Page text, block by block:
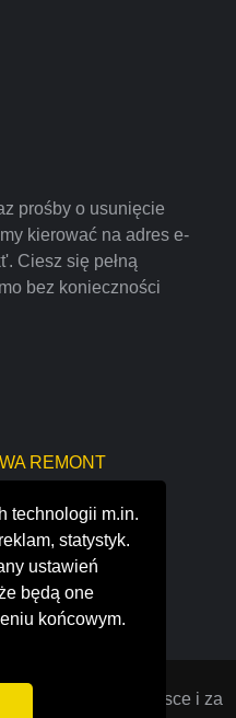
technologii m.in.
statystyk.
ustawień
będą one
końcowym.
prośby o usunięcie
kierować na adres e-
Ciesz się pełną
bez konieczności
REMONT
założonych w Polsce i za